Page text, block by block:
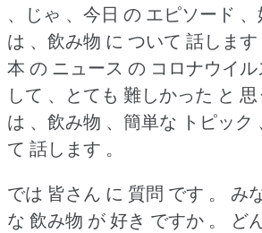
、じゃ 、今日 の エピソード 、
は 、飲み物 に ついて 話します
本 の ニュース の コロナウイ
して 、とても 難しかった と
は 、飲み物 、簡単な トピック
て 話します 。
では 皆さん に 質問 です 。
み
な 飲み物 が 好き ですか 。
ど